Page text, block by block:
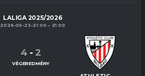
LALIGA 2025/2026
2026-05-23-21:00 21:00
4 - 2
VÉGEREDMÉNY